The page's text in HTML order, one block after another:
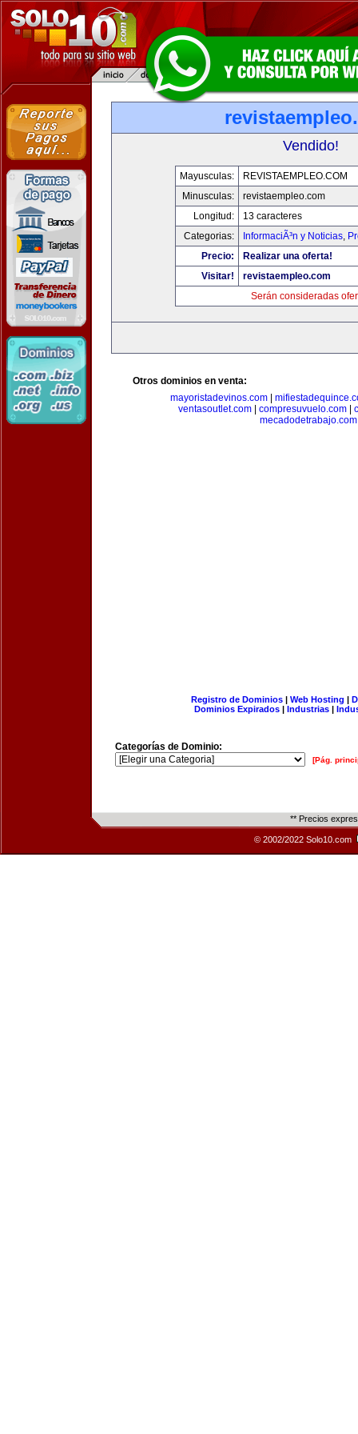
Vendido!
Mayusculas:
REVISTAEMPLEO.COM
Minusculas:
revistaempleo.com
Longitud:
13 caracteres
Categorias:
InformaciÃ³n y Noticias,
Precio:
Realizar una oferta!
Visitar!
revistaempleo.com
Serán consideradas
Otros dominios en venta:
mayoristadevinos.com
ventasoutlet.com
compresuvuelo.com
mecadodetrabajo.com
Registro de Dominios| Web Hosting |
Dominios Expirados | Industrias |
Categorías de Dominio:
[Pág.
** Precios
© 2002/2022 Solo10.com